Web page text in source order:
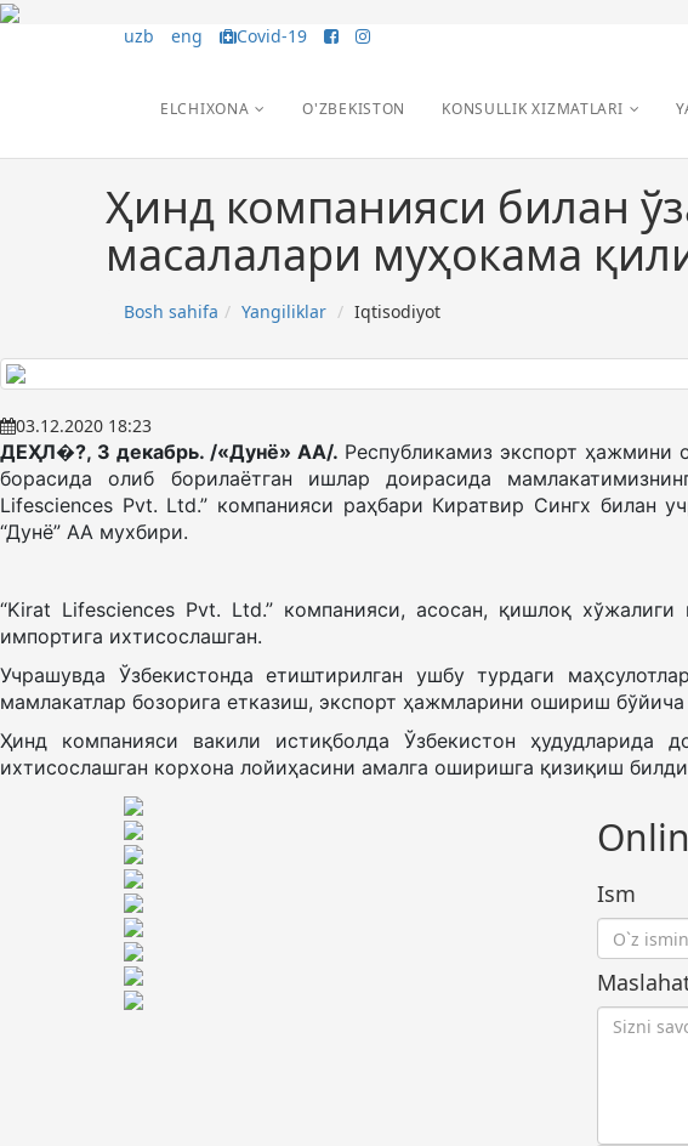
uzb eng Covid-19
ELCHIXONA O'ZBEKISTON KONSULLIK XIZMATLARI
Ҳинд компанияси билан
масалалари муҳокама
Bosh sahifa Yangiliklar Iqtisodiyot
03.12.2020 18:23
ДЕҲЛ�?, 3 декабрь. /«Дунё» АА/. Республикамиз экспорт ҳажмини
борасида олиб борилаётган ишлар доирасида
Lifesciences Pvt. Ltd.” компанияси раҳбари Киратвир Сингх билан
“Дунё” АА мухбири.
“Kirat Lifesciences Pvt. Ltd.” компанияси, асосан, қишлоқ
импортига ихтисослашган.
Учрашувда Ўзбекистонда етиштирилган ушбу турдаги
мамлакатлар бозорига етказиш, экспорт ҳажмларини ошириш
Ҳинд компанияси вакили истиқболда Ўзбекистон ҳудудларида
ихтисослашган корхона лойиҳасини амалга оширишга қизиқиш
Ism